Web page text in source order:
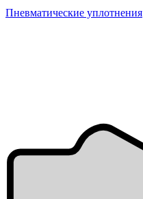
Пневматические уплотнения